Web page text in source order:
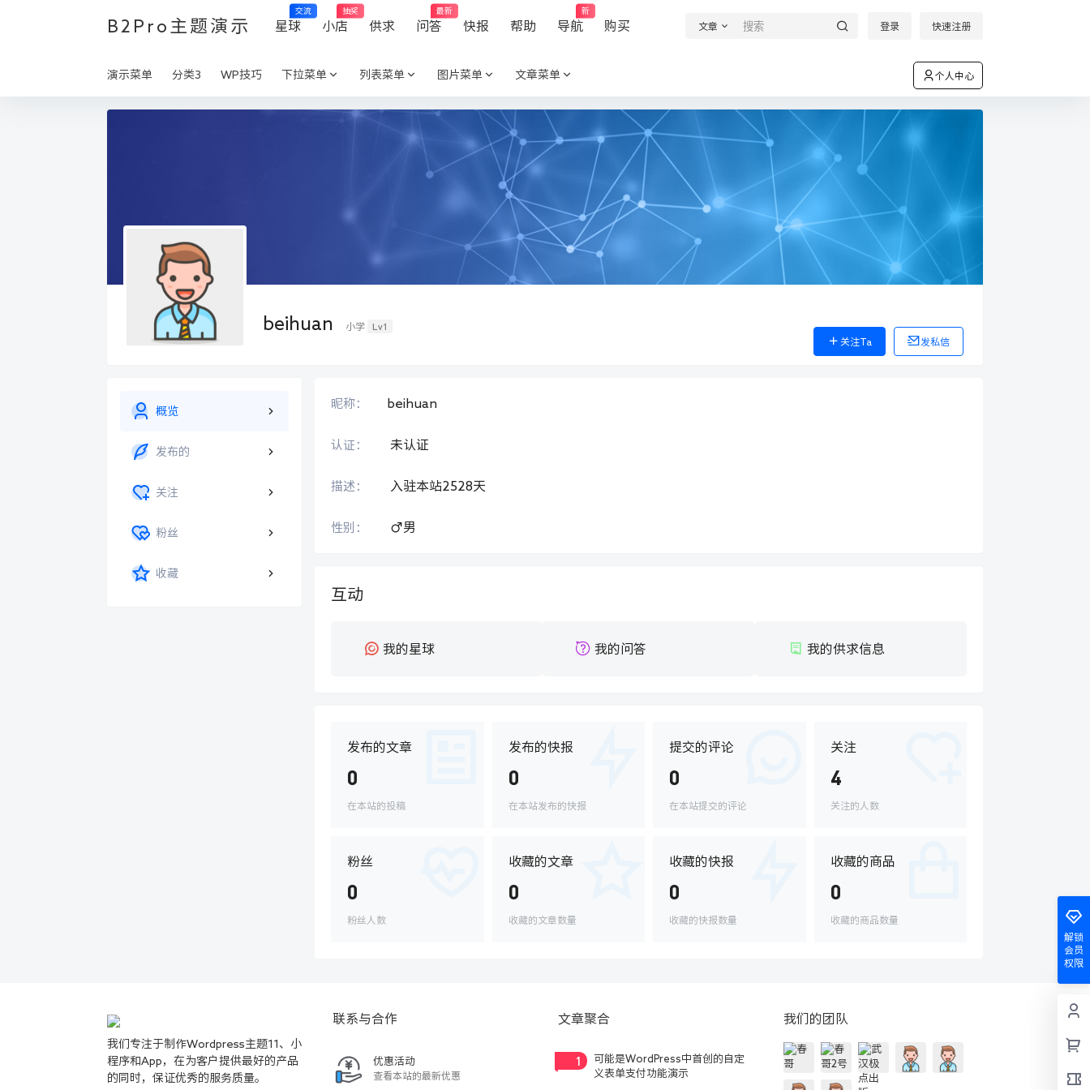
B2Pro主题演示 星球
交流
小店
抽奖
供求 问答
最新
快报 帮助 导航
新
购买 文章 登录 快速注册
演示菜单 分类3 WP技巧 下拉菜单 列表菜单 图片菜单 文章菜单 个人中心
beihuan 小学 Lv1
关注Ta 发私信
概览
发布的
关注
粉丝
收藏
昵称： beihuan
认证： 未认证
描述： 入驻本站2528天
性别： 男
互动
我的星球 我的问答 我的供求信息
发布的文章
0
在本站的投稿
发布的快报
0
在本站发布的快报
提交的评论
0
在本站提交的评论
关注
4
关注的人数
粉丝
0
粉丝人数
收藏的文章
0
收藏的文章数量
收藏的快报
0
收藏的快报数量
收藏的商品
0
收藏的商品数量
解锁
会员
权限
我们专注于制作Wordpress主题11、小
程序和App，在为客户提供最好的产品
的同时，保证优秀的服务质量。
联系与合作
优惠活动
查看本站的最新优惠
文章聚合
1
可能是WordPress中首创的自定
义表单支付功能演示
我们的团队